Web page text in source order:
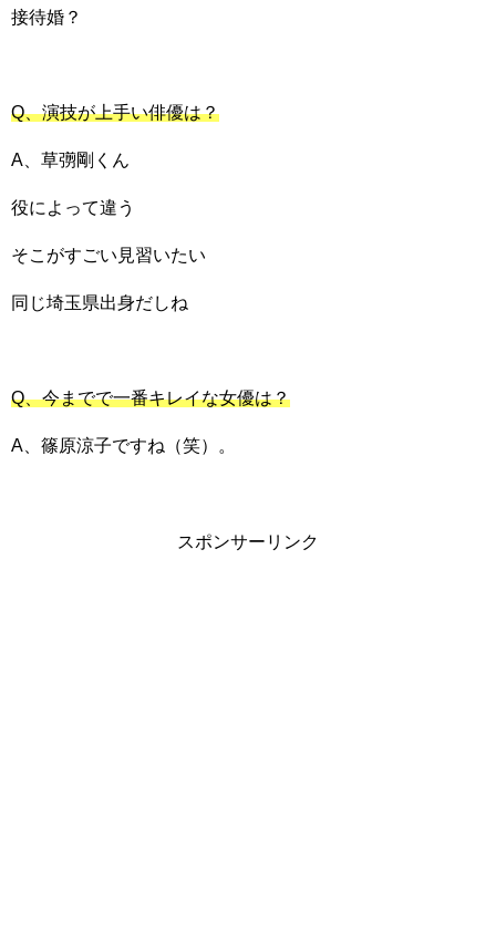
接待婚？
Q、演技が上手い俳優は？
A、草彅剛くん
役によって違う
そこがすごい見習いたい
同じ埼玉県出身だしね
Q、今までで一番キレイな女優は？
A、篠原涼子ですね（笑）。
スポンサーリンク